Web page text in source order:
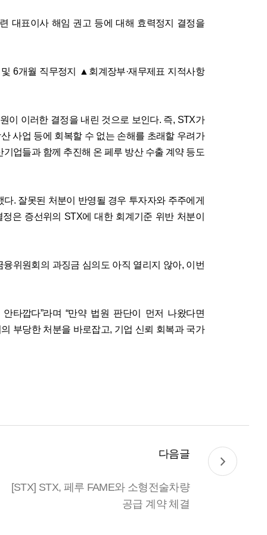
대표이사 해임 권고 등에 대해 효력정지 결정을
6개월 직무정지 ▲ 회계장부·재무제표 지적사항
이 이러한 결정을 내린 것으로 보인다. 즉, STX가
사업 등에 회복할 수 없는 손해를 초래할 우려가
업들과 함께 추진해 온 페루 방산 수출 계약 등도
다. 잘못된 처분이 반영될 경우 투자자와 주주에게
은 증선위의 STX에 대한 회계기준 위반 처분이
융위원회의 과징금 심의도 아직 열리지 않아, 이번
타깝다”라며“만약 법원 판단이 먼저 나왔다면
부당한 처분을 바로잡고, 기업 신뢰 회복과 국가
다음글
[STX] STX, 페루 FAME와 소형전술차량
공급 계약 체결